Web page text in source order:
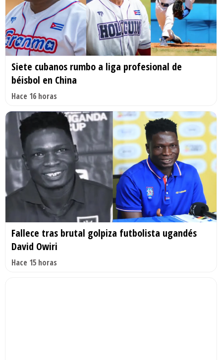
Siete cubanos rumbo a liga profesional de
béisbol en China
Hace 16 horas
Fallece tras brutal golpiza futbolista ugandés
David Owiri
Hace 15 horas